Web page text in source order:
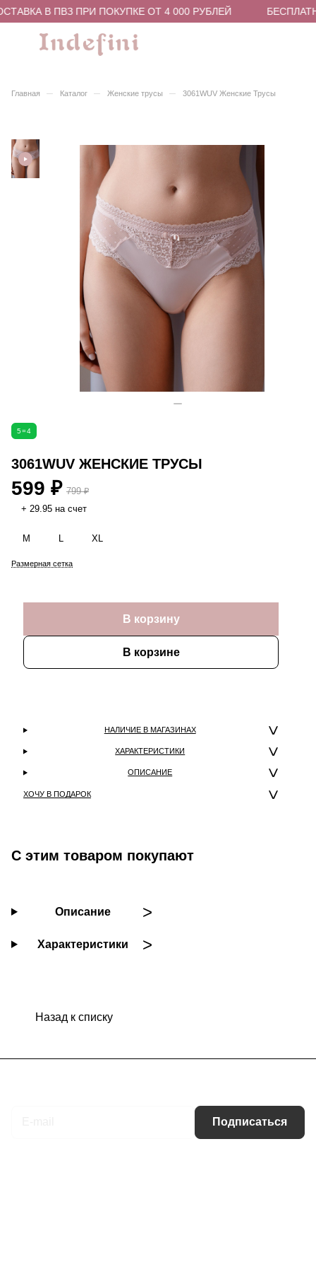
В ПВЗ ПРИ ПОКУПКЕ ОТ 4 000 РУБЛЕЙ
Главная – Каталог – Женские трусы – 3061WUV Женские Трусы
5=4
3061WUV ЖЕНСКИЕ ТРУСЫ
599 ₽ 799 ₽
+ 29.95 на счет
M L XL
Размерная сетка
В корзину
В корзине
НАЛИЧИЕ В МАГАЗИНАХ
ХАРАКТЕРИСТИКИ
ОПИСАНИЕ
ХОЧУ В ПОДАРОК
С этим товаром покупают
Описание
Характеристики
Назад к списку
Подписаться